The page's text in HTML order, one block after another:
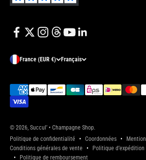
France (EUR €) Français
© 2026, Succul’ • Champagne Shop.
Politique de confidentialité
Coordonnées
Conditions générales de vente
Politique d’expédition
Politique de remboursement